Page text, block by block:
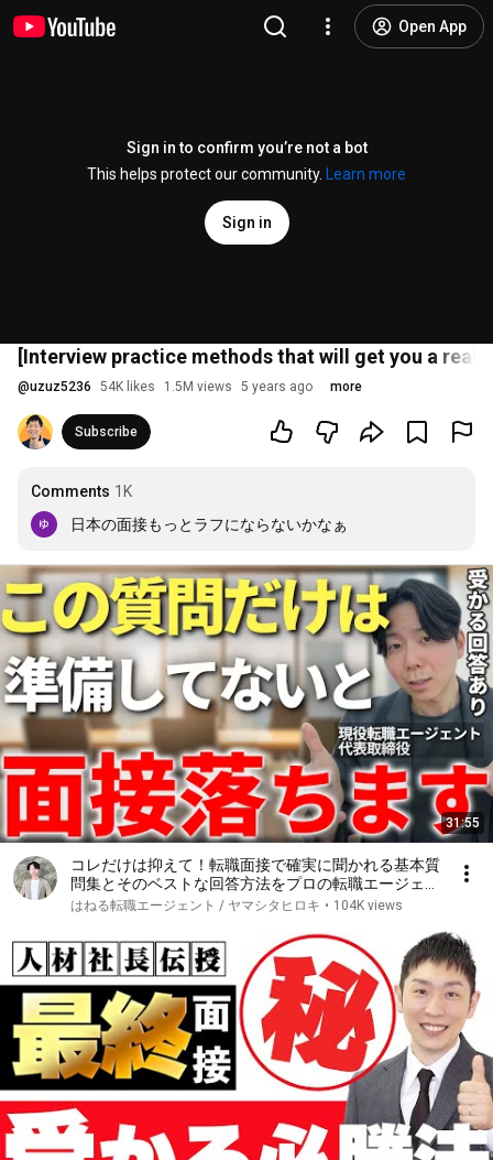
Open App
Sign in to confirm you’re not a bot
This helps protect our community.
Learn more
Sign in
[Interview practice methods that will get you a real
@uzuz5236 54K likes 1.5M views 5 years ago more
Subscribe
Comments 1K
日本の面接もっとラフにならないかなぁ
31:55
コレだけは抑えて！転職面接で確実に聞かれる基本質
問集とそのベストな回答方法をプロの転職エージェン
トが徹底解説【一次面接 最終面接】
はねる転職エージェント / ヤマシタヒロキ • 104K views